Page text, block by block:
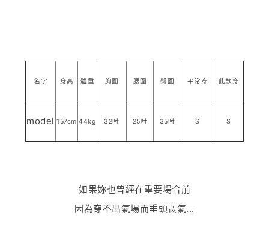
名字 身高 體重 胸圍 腰圍 臀圍 平常穿 此款穿
model 157cm 44kg 32吋 25吋 35吋 S S
如果妳也曾經在重要場合前
因為穿不出氣場而垂頭喪氣...